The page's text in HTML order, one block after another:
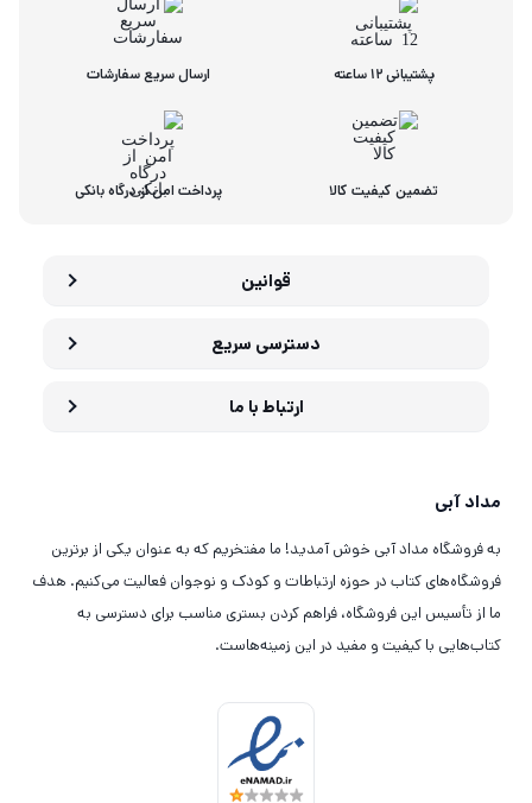
پشتیبانی 12 ساعته ارسال سریع سفارشات
تضمین کیفیت کالا پرداخت امن از درگاه بانکی
قوانین
دسترسی سریع
ارتباط با ما
مداد آبی
به فروشگاه مداد آبی خوش آمدید! ما مفتخریم که به عنوان یکی از برترین
فروشگاه‌های کتاب در حوزه ارتباطات و کودک و نوجوان فعالیت می‌کنیم. هدف
ما از تأسیس این فروشگاه، فراهم کردن بستری مناسب برای دسترسی به
کتاب‌هایی با کیفیت و مفید در این زمینه‌هاست.